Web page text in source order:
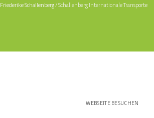
Friederike Schallenberg/Schallenberg Internationale Transporte
WEBSEITE BESUCHEN